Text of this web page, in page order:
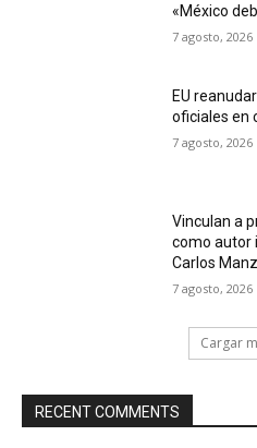
«México
7 agosto, 2026
EU
oficiales en
7 agosto, 2026
Vinculan a
como autor
Carlos
7 agosto, 2026
Cargar
RECENT COMMENTS